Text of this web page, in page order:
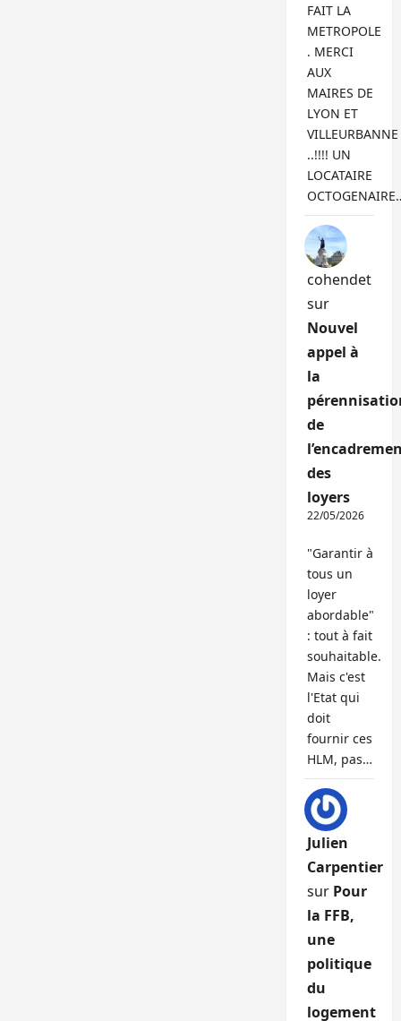
FAIT LA
METROPOLE
. MERCI
AUX
MAIRES DE
LYON ET
VILLEURBANNE
..!!!! UN
LOCATAIRE
cohendet
sur
Nouvel
appel à
la
de
des
loyers
22/05/2026
"Garantir à
tous un
loyer
abordable"
: tout à fait
souhaitable.
Mais c'est
l'Etat qui
doit
fournir ces
HLM, pas…
Julien
Carpentier
sur Pour
la FFB,
une
politique
du
logement